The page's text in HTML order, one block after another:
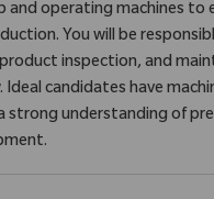
and operating machines to
You will be
inspection, and
candidates have
strong understanding of